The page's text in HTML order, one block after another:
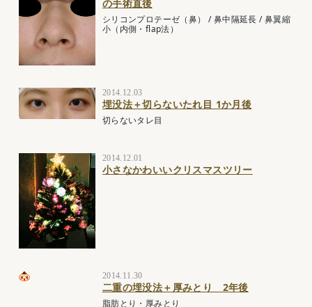
の手術直後
シリコンプロテーゼ（鼻） /鼻中隔延長 /鼻翼縮
小（内側・flap法）
2014.12.03
埋没法＋切らないたれ目 1か月後
切らないタレ目
2014.12.01
小さなかわいいクリスマスツリー
2014.11.30
二重の埋没法＋厚みとり 2年後
脂肪とり・厚みとり